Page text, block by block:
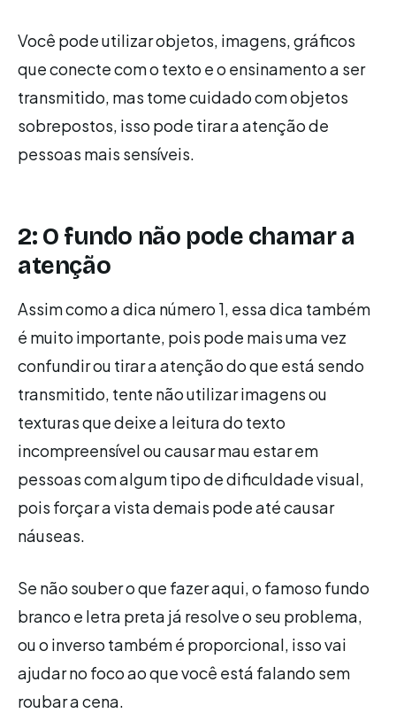
Você pode utilizar objetos, imagens, gráficos
que conecte com o texto e o ensinamento a ser
transmitido, mas tome cuidado com objetos
sobrepostos, isso pode tirar a atenção de
pessoas mais sensíveis.
2: O fundo não pode chamar a
atenção
Assim como a dica número 1, essa dica também
é muito importante, pois pode mais uma vez
confundir ou tirar a atenção do que está sendo
transmitido, tente não utilizar imagens ou
texturas que deixe a leitura do texto
incompreensível ou causar mau estar em
pessoas com algum tipo de dificuldade visual,
pois forçar a vista demais pode até causar
náuseas.
Se não souber o que fazer aqui, o famoso fundo
branco e letra preta já resolve o seu problema,
ou o inverso também é proporcional, isso vai
ajudar no foco ao que você está falando sem
roubar a cena.